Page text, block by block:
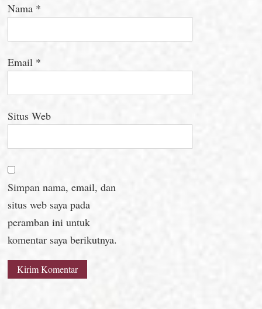
Nama *
Email *
Situs Web
Simpan nama, email, dan
situs web saya pada
peramban ini untuk
komentar saya berikutnya.